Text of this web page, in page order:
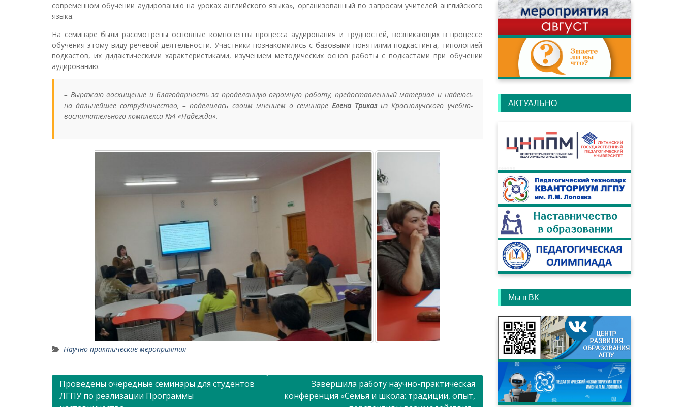
современном обучении аудированию на уроках английского языка», организованный по запросам учителей английского
языка.
На семинаре были рассмотрены основные компоненты процесса аудирования и трудностей, возникающих в процессе
обучения этому виду речевой деятельности. Участники познакомились с базовыми понятиями подкастинга, типологией
подкастов, их дидактическими характеристиками, изучением методических основ работы с подкастами при обучении
аудированию.
– Выражаю восхищение и благодарность за проделанную огромную работу, предоставленный материал и надеюсь
на дальнейшее сотрудничество, – поделилась своим мнением о семинареЕлена Трикозиз Краснолучского учебно-
воспитательного комплекса №4 «Надежда».
Научно-практические мероприятия
Навигация
по
Проведены очередные семинары для студентов
ЛГПУ по реализации Программы
Завершила работу научно-практическая
конференция «Семья и школа: традиции, опыт,
АКТУАЛЬНО
Мы в ВК